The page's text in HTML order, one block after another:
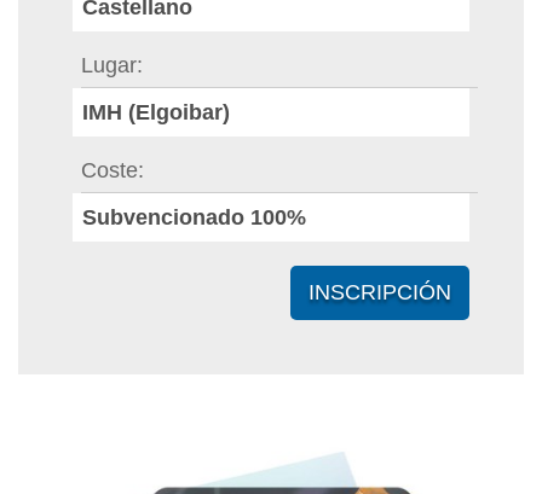
Castellano
Lugar
IMH (Elgoibar)
Coste
Subvencionado 100%
INSCRIPCIÓN